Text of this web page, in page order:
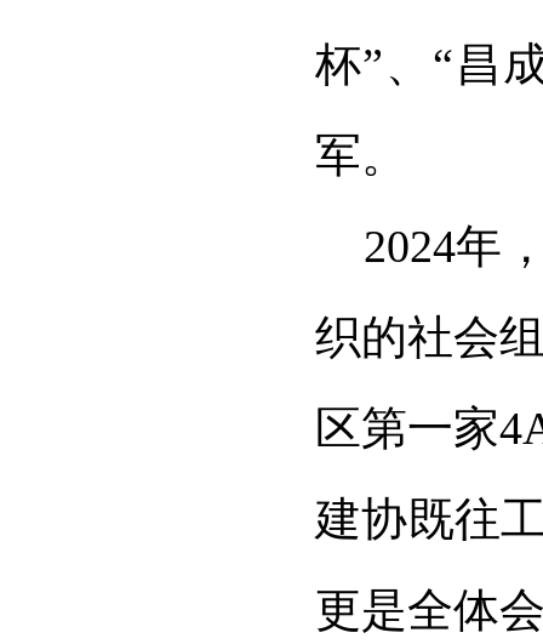
杯”、 “昌
军。
2024年
织的社会
区第一家
建协既往
更是全体